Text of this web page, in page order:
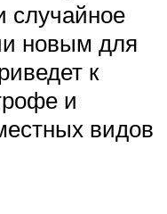
случайное
новым для
к
и
видов